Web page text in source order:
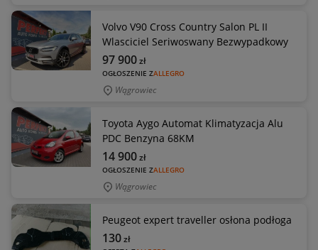
Volvo V90 Cross Country Salon PL II
Wlasciciel Seriwoswany Bezwypadkowy
OGŁOSZENIE ZALLEGRO
97 900zł
Wągrowiec
Toyota Aygo Automat Klimatyzacja Alu
PDC Benzyna 68KM
OGŁOSZENIE ZALLEGRO
14 900zł
Wągrowiec
Peugeot expert traveller osłona podłoga
130zł